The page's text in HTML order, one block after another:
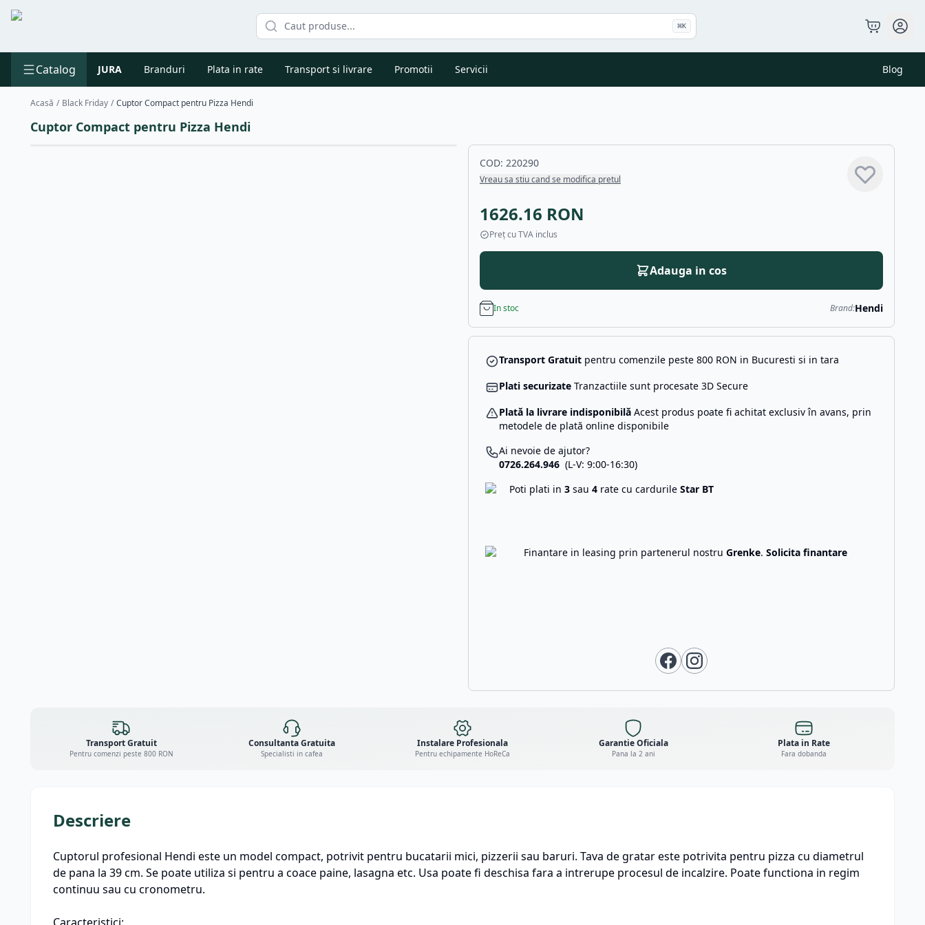
⌘K
Catalog JURA Branduri Plata in rate Transport si livrare Promotii Servicii Blog
Acasă / Black Friday / Cuptor Compact pentru Pizza Hendi
Cuptor Compact pentru Pizza Hendi
COD: 220290
Vreau sa stiu cand se modifica pretul
1626.16 RON
Preț cu TVA inclus
Adauga in cos
In stoc Brand:Hendi
Transport Gratuit pentru comenzile peste 800 RON in Bucuresti si in tara
Plati securizate Tranzactiile sunt procesate 3D Secure
Plată la livrare indisponibilă Acest produs poate fi achitat exclusiv în avans, prin
metodele de plată online disponibile
Ai nevoie de ajutor?
0726.264.946 (L-V: 9:00-16:30)
Poti plati in 3 sau 4 rate cu cardurile Star BT
Finantare in leasing prin partenerul nostru Grenke. Solicita finantare
Transport Gratuit
Pentru comenzi peste 800 RON
Consultanta Gratuita
Specialisti in cafea
Instalare Profesionala
Pentru echipamente HoReCa
Garantie Oficiala
Pana la 2 ani
Plata in Rate
Fara dobanda
Descriere
Cuptorul profesional Hendi este un model compact, potrivit pentru bucatarii mici, pizzerii sau baruri. Tava de gratar este potrivita pentru pizza cu diametrul
de pana la 39 cm. Se poate utiliza si pentru a coace paine, lasagna etc. Usa poate fi deschisa fara a intrerupe procesul de incalzire. Poate functiona in regim
continuu sau cu cronometru.